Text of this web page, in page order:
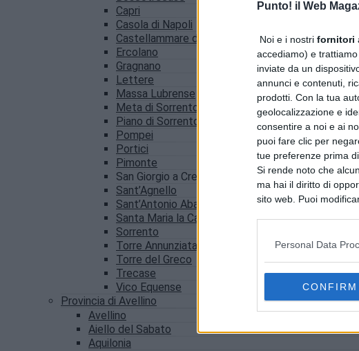
Punto! il Web
Noi e i nostri fornitori
accediamo) e
inviate da un
annunci e contenuti,
prodotti. Con la tua
geolocalizzazione e
consentire a noi e ai
puoi fare clic per
tue preferenze prima
Si rende noto che
ma hai il diritto di
sito web. Puoi
Personal Data
CONFIRM
Capri
Casola di Napoli
Castellammare di Stabia
Ercolano
Gragnano
Lettere
Massa Lubrense
Meta di Sorrento
Piano di Sorrento
Pompei
Portici
Pimonte
San Giorgio a Cremano
Sant’Agnello
Sant’Antonio Abate
Santa Maria la Carità
Sorrento
Torre Annunziata
Torre del Greco
Trecase
Vico Equense
Provincia di Avellino
Avellino
Aiello del Sabato
Aquilonia